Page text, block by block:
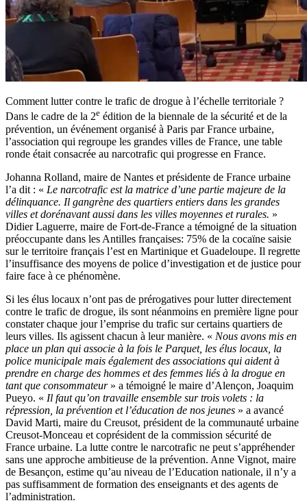
Comment lutter contre le trafic de drogue à l’échelle territoriale ?
Dans le cadre de la 2e édition de la biennale de la sécurité et de la
prévention, un événement organisé à Paris par France urbaine,
l’association qui regroupe les grandes villes de France, une table
ronde était consacrée au narcotrafic qui progresse en France.
Johanna Rolland, maire de Nantes et présidente de France urbaine
l’a dit : « Le narcotrafic est la matrice d’une partie majeure de la
délinquance. Il gangrène des quartiers entiers dans les grandes
villes et dorénavant aussi dans les villes moyennes et rurales. »
Didier Laguerre, maire de Fort-de-France a témoigné de la situation
préoccupante dans les Antilles françaises: 75% de la cocaïne saisie
sur le territoire français l’est en Martinique et Guadeloupe. Il regrette
l’insuffisance des moyens de police d’investigation et de justice pour
faire face à ce phénomène.
Si les élus locaux n’ont pas de prérogatives pour lutter directement
contre le trafic de drogue, ils sont néanmoins en première ligne pour
constater chaque jour l’emprise du trafic sur certains quartiers de
leurs villes. Ils agissent chacun à leur manière. « Nous avons mis en
place un plan qui associe à la fois le Parquet, les élus locaux, la
police municipale mais également des associations qui aident à
prendre en charge des hommes et des femmes liés à la drogue en
tant que consommateur » a témoigné le maire d’Alençon, Joaquim
Pueyo. « Il faut qu’on travaille ensemble sur trois volets : la
répression, la prévention et l’éducation de nos jeunes » a avancé
David Marti, maire du Creusot, président de la communauté urbaine
Creusot-Monceau et coprésident de la commission sécurité de
France urbaine. La lutte contre le narcotrafic ne peut s’appréhender
sans une approche ambitieuse de la prévention. Anne Vignot, maire
de Besançon, estime qu’au niveau de l’Education nationale, il n’y a
pas suffisamment de formation des enseignants et des agents de
l’administration.